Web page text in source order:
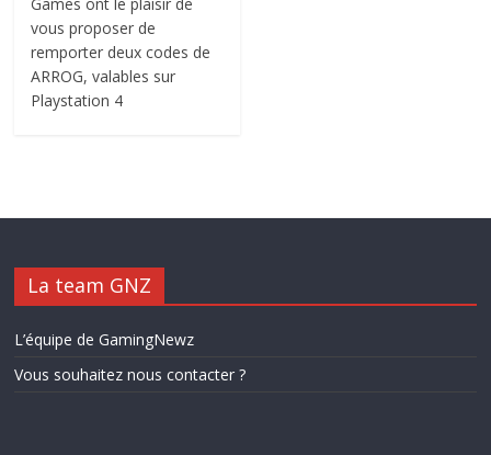
vous proposer de
remporter deux codes de
ARROG, valables sur
Playstation 4
La team GNZ
L’équipe de GamingNewz
Vous souhaitez nous contacter ?